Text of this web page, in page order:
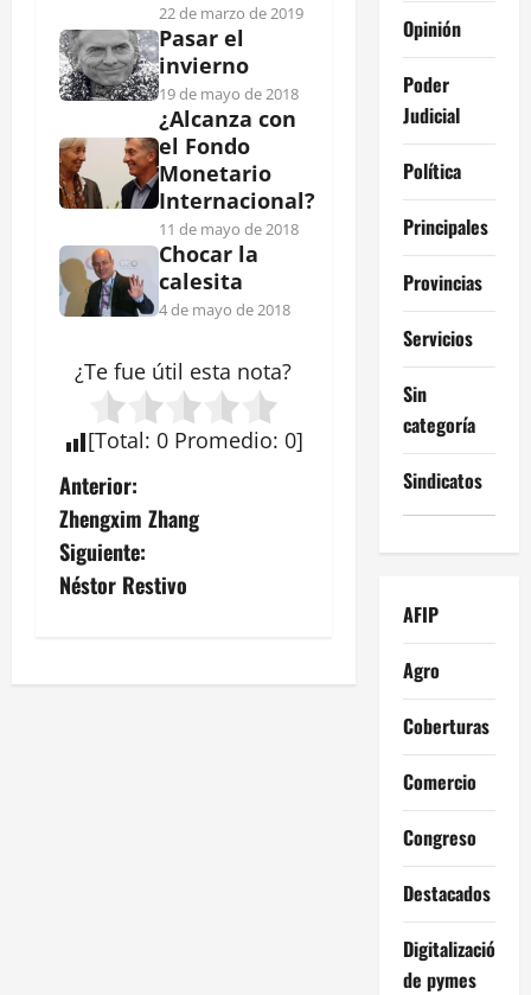
22 de marzo de 2019
Pasar el
invierno
19 de mayo de 2018
¿Alcanza con
el Fondo
Monetario
Internacional?
11 de mayo de 2018
Chocar la
calesita
4 de mayo de 2018
¿Te fue útil esta nota?
[Total: 0 Promedio: 0]
N
a
v
g
Anterior:
Zhengxim Zhang
Siguiente:
Néstor Restivo
Opinión
Poder
Judicial
Política
Principales
Provincias
Servicios
Sin
categoría
Sindicatos
AFIP
Agro
Coberturas
Comercio
Congreso
Destacados
Digitalización
de pymes